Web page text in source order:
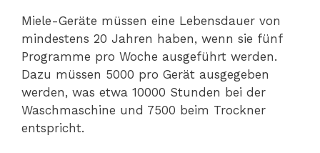
Miele-Geräte müssen eine Lebensdauer von
mindestens 20 Jahren haben, wenn sie fünf
Programme pro Woche ausgeführt werden.
Dazu müssen 5000 pro Gerät ausgegeben
werden, was etwa 10000 Stunden bei der
Waschmaschine und 7500 beim Trockner
entspricht.